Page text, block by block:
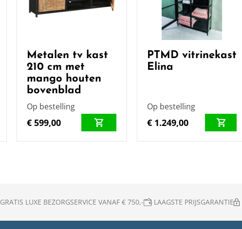
Metalen tv kast
210 cm met
mango houten
bovenblad
Op bestelling
€ 599,00
PTMD vitrinekast
Elina
Op bestelling
€ 1.249,00
GRATIS LUXE BEZORGSERVICE VANAF € 750,- LAAGSTE PRIJSGARANTIE